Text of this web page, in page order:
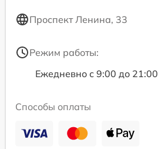
Проспект Ленина, 33
Режим работы:
Ежедневно с 9:00 до 21:00
Способы оплаты